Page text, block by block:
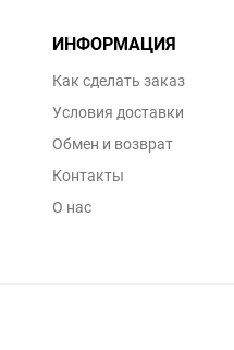
ИНФОРМАЦИЯ
Как сделать заказ
Условия доставки
Обмен и возврат
Контакты
О нас